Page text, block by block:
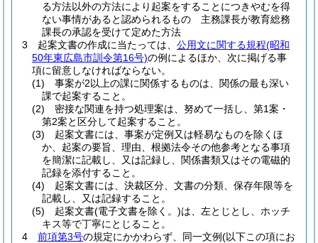
る方法以外の方法により起案をすることにつきやむを得
ない事情があると認められるもの 主務課長が教育総務
課長の承認を受けて定めた方法
3
起案文書の作成に当たっては、 公用文に関する規程(昭和
50年東広島市訓令第16号)の例によるほか、次に掲げる事
項に留意しなければならない。
(1)
事案が2以上の課に関係するものは、関係の最も深い
課で起案すること。
(2)
密接な関連を持つ処理案は、努めて一括し、第1案・
第2案と区分して起案すること。
(3)
起案文書には、事案が定例又は軽易なものを除くほ
か、起案の要旨、理由、根拠法令その他参考となる事項
を簡潔に記載し、又は記録し、関係書類又はその電磁的
記録を添付すること。
(4)
起案文書には、決裁区分、文書の分類、保存年限等を
記載し、又は記録すること。
(5)
起案文書(電子文書を除く。)は、左とじとし、ホッチ
キス等で丁寧にとじること。
4
前項第3号の規定にかかわらず、同一文例(以下この項にお